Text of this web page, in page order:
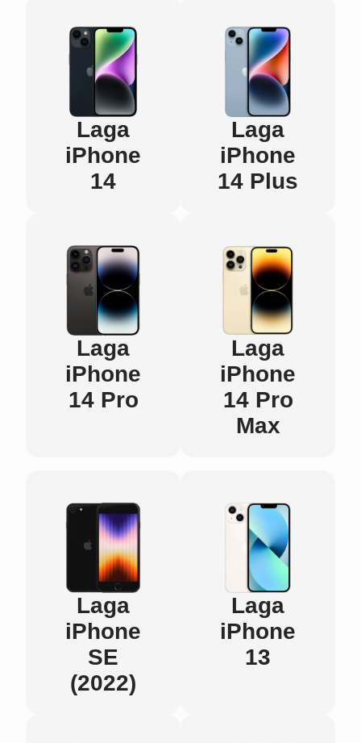
Laga
iPhone
14
Laga
iPhone
14 Plus
Laga
iPhone
14 Pro
Laga
iPhone
14 Pro
Max
Laga
iPhone
SE
(2022)
Laga
iPhone
13